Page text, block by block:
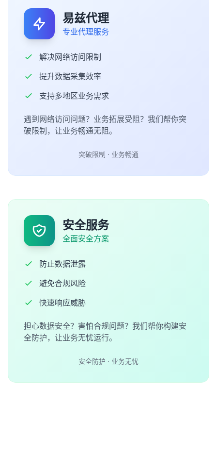
易兹代理
专业代理服务
解决网络访问限制
提升数据采集效率
支持多地区业务需求
遇到网络访问问题？业务拓展受阻？我们帮你突
破限制，让业务畅通无阻。
突破限制 · 业务畅通
安全服务
全面安全方案
防止数据泄露
避免合规风险
快速响应威胁
担心数据安全？害怕合规问题？我们帮你构建安
全防护，让业务无忧运行。
安全防护 · 业务无忧